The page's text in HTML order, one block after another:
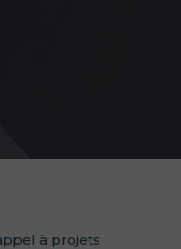
à projets